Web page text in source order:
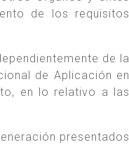
de los requisitos
de la
de Aplicación en
en lo relativo a las
presentados